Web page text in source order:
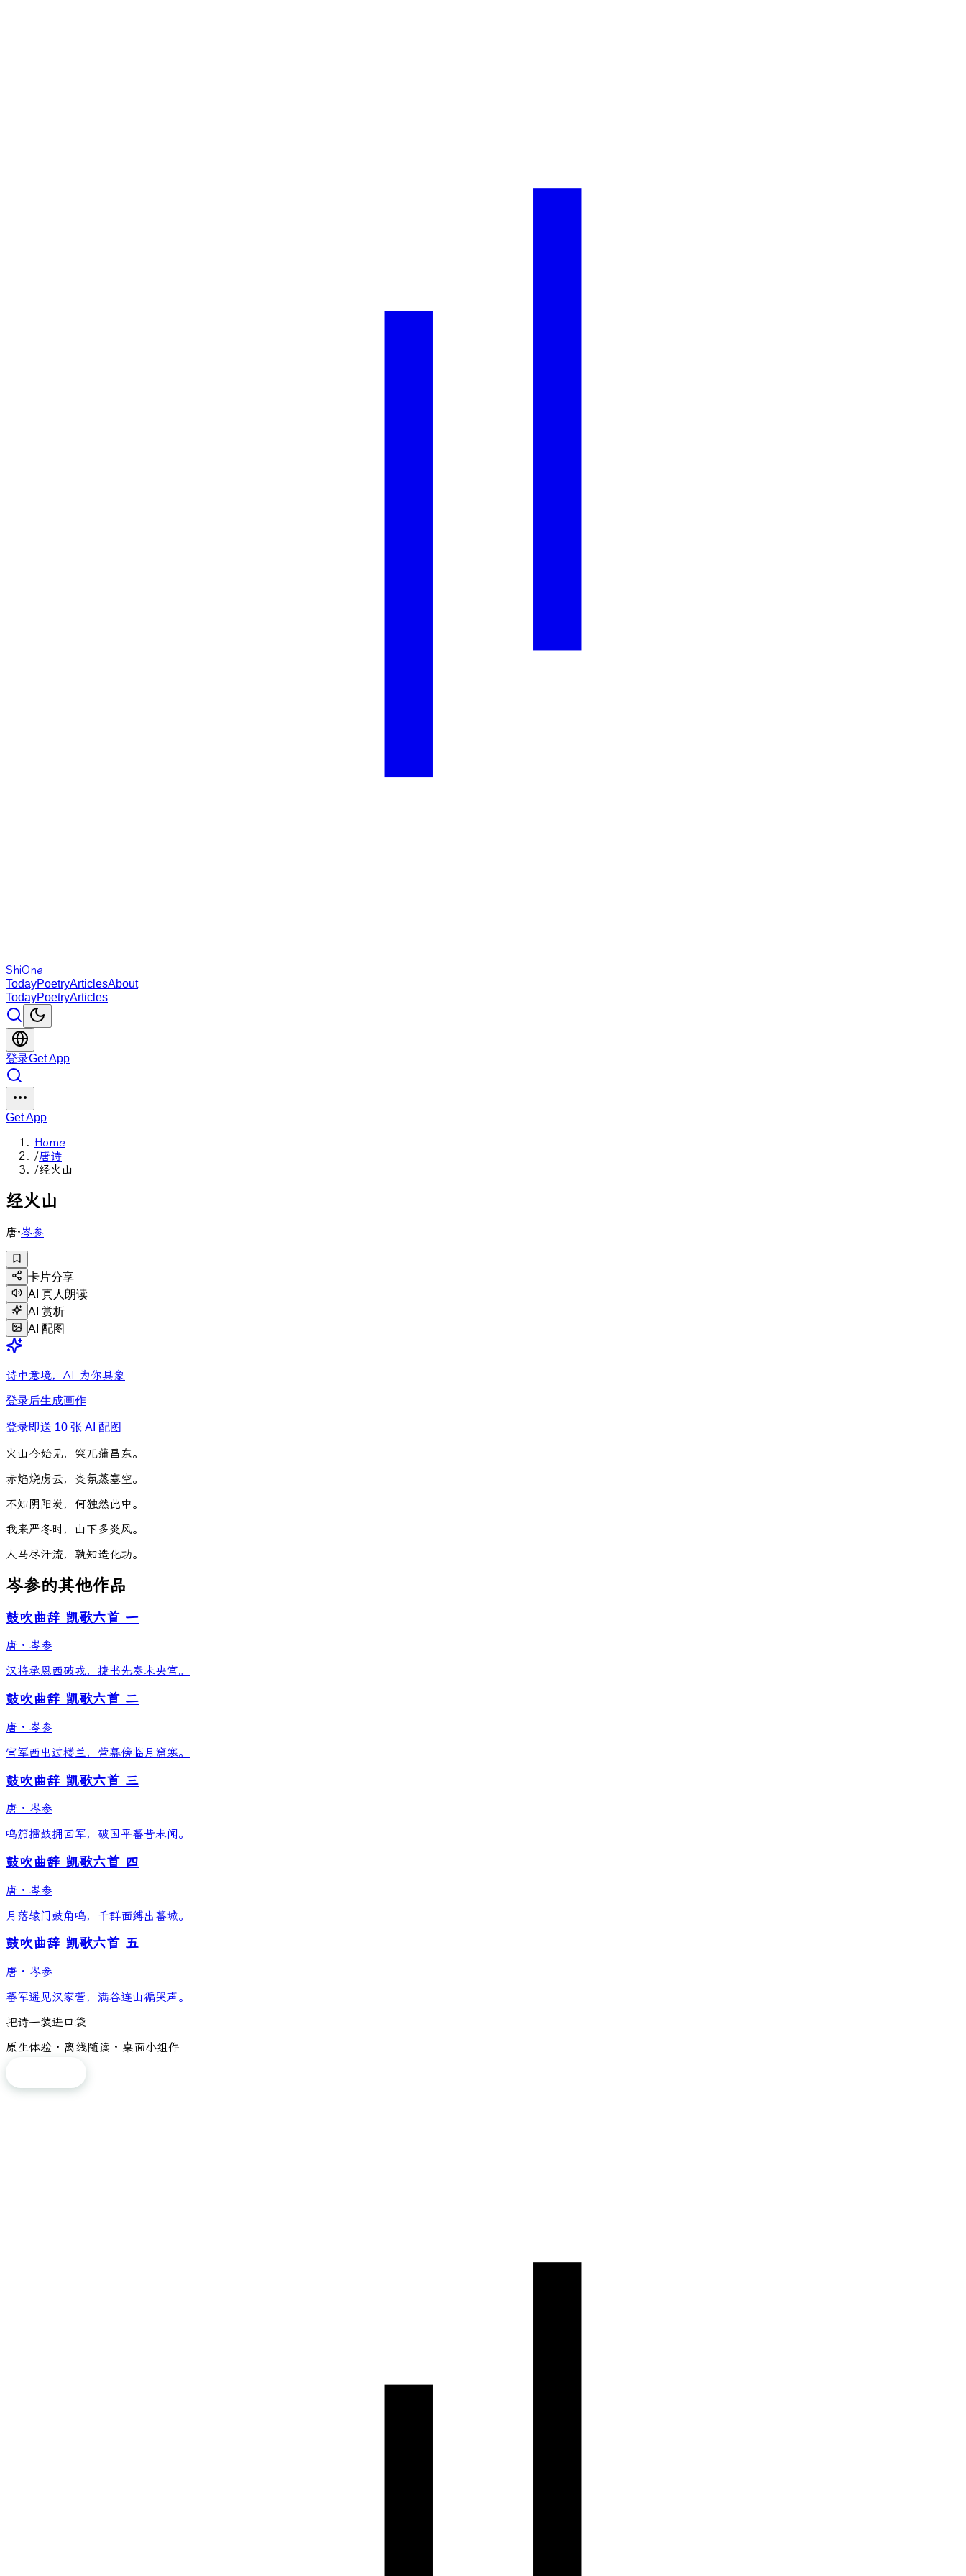
ShiOne
TodayPoetryArticlesAbout
TodayPoetryArticles
登录Get App
Get App
Home
/唐诗
/经火山
经火山
唐·岑参
卡片分享
AI 真人朗读
AI 赏析
AI 配图
诗中意境，AI 为你具象
登录后生成画作
登录即送 10 张 AI 配图
火山今始见， 突兀蒲昌东。
赤焰烧虏云， 炎氛蒸塞空。
不知阴 阳炭 ， 何独然此中。
我来严冬时， 山下多炎风。
人马尽汗流， 孰知造化功。
岑参的其他作品
鼓吹曲辞 凯歌六首 一
唐 · 岑参
汉将承恩西破戎，捷书先奏未央宫。
鼓吹曲辞 凯歌六首 二
唐 · 岑参
官军西出过楼兰，营幕傍临月窟寒。
鼓吹曲辞 凯歌六首 三
唐 · 岑参
鸣笳擂鼓拥回军，破国平蕃昔未闻。
鼓吹曲辞 凯歌六首 四
唐 · 岑参
月落辕门鼓角鸣，千群面缚出蕃城。
鼓吹曲辞 凯歌六首 五
唐 · 岑参
蕃军遥见汉家营，满谷连山徧哭声。
把诗一装进口袋
原生体验 · 离线随读 · 桌面小组件